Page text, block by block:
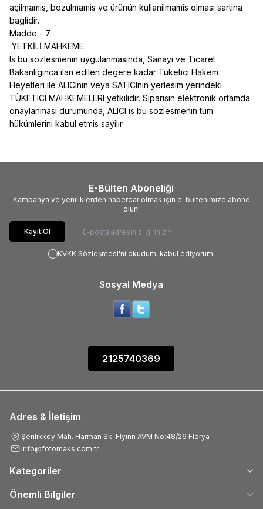
açilmamis, bozulmamis ve ürünün kullanilmamis olmasi sartina
baglidir.
Madde - 7
YETKİLİ MAHKEME:
Is bu sözlesmenin uygulanmasinda, Sanayi ve Ticaret
Bakanliginca ilan edilen degere kadar Tüketici Hakem
Heyetleri ile ALICInin veya SATICInin yerlesim yerindeki
TÜKETICI MAHKEMELERI yetkilidir. Siparisin elektronik ortamda
onaylanmasi durumunda, ALICI is bu sözlesmenin tüm
hükümlerini kabul etmis sayilir
E-Bülten Aboneliği
Kampanya ve yeniliklerden haberdar olmak için e-bültenimize abone
olun!
Kayıt Ol
KVKK Sözleşmesi'ni okudum, kabul ediyorum.
Sosyal Medya
2125740369
Adres & İletişim
Şenlikköy Mah. Harman Sk. Flyinn AVM No:48/26 Florya
info@fotomaks.com.tr
Kategoriler
Önemli Bilgiler